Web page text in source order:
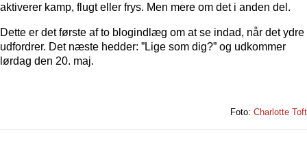
aktiverer kamp, flugt eller frys. Men mere om det i anden del.
Dette er det første af to blogindlæg om at se indad, når det ydre
udfordrer. Det næste hedder: ”Lige som dig?” og udkommer
lørdag den 20. maj.
Foto: Charlotte Toft